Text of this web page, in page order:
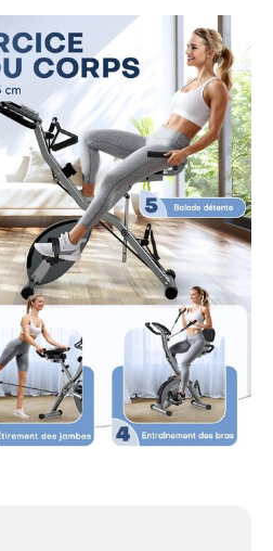
des espaces réduits, ce
qui la rend idéale pour
tout environnement
domestique
【𝐀𝐂𝐐𝐔𝐈𝐒𝐈𝐓𝐈𝐎𝐍 𝐒𝐀𝐍𝐒
𝐒𝐎𝐔𝐂𝐈𝐒】Nous offrons 12
mois de garantie et vos
préoccupations
recevront une réponse
dans un délai de 12
heures. Service client 100
% satisfait ! CONTACTEZ-
NOUS : Accédez à votre
compte Amazon >
sélectionnez "Vos
commandes" >
recherchez l'ID de la
commande > cliquez sur
"Nom du vendeur" >
cliquez sur "Poser une